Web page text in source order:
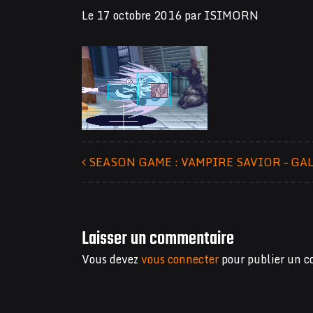
Le 17 octobre 2016parISIMORN
SEASON GAME : VAMPIRE SAVIOR –
Laisser un commentaire
Vous devezvous connecterpour publier un